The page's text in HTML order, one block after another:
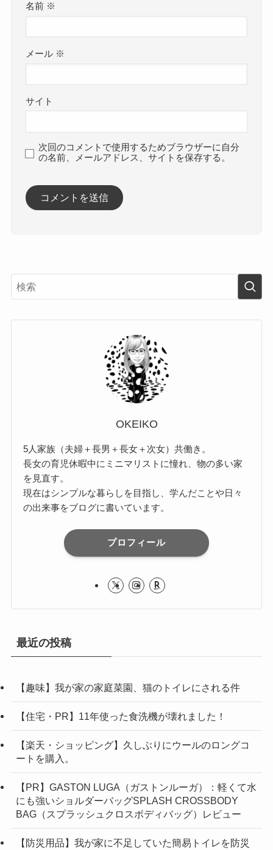
名前 ※
メール ※
サイト
次回のコメントで使用するためブラウザーに自分
の名前、メールアドレス、サイトを保存する。
OKEIKO
5人家族（夫婦＋長男＋長女＋次女）共働き。
長女の育児休暇中にミニマリストに憧れ、物の多い家
を見直す。
現在はシンプルな暮らしを目指し、学んだことや日々
の出来事をブログに書いています。
プロフィール
最近の投稿
【趣味】我が家の家庭菜園、猫のトイレにされる件
【住宅・PR】11年使った食洗機が壊れました！
【楽天・ショッピング】久しぶりにウールのロングコ
ートを購入。
【PR】GASTON LUGA（ガストンルーガ）：軽くて水
にも強いショルダーバッグSPLASH CROSSBODY
BAG（スプラッシュクロスボディバッグ）レビュー
【防災用品】我が家に不足していた簡易トイレを防災